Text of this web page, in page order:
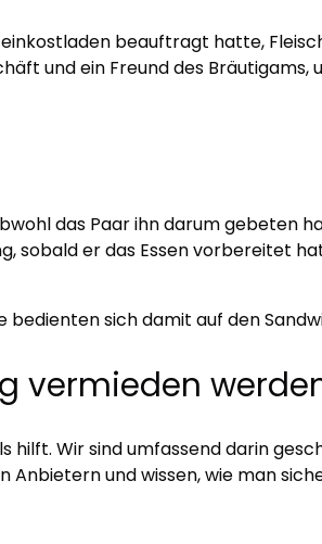
beauftragt hatte,
und ein Freund des Bräutigams,
das Paar ihn darum gebeten
sobald er das Essen vorbereitet
bedienten sich damit auf den
vermieden
hilft. Wir sind umfassend darin
und wissen, wie man